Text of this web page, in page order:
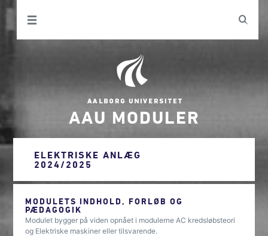
AAU MODULER
ELEKTRISKE ANLÆG
2024/2025
MODULETS INDHOLD, FORLØB OG
PÆDAGOGIK
Modulet bygger på viden opnået i modulerne AC kredsløbsteori
og Elektriske maskiner eller tilsvarende.